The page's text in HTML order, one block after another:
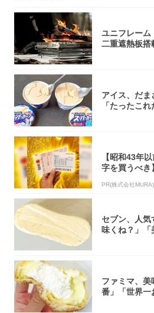
ユニフレーム
二重遮熱板搭
アイス、だま
「たったこ
【昭和43年
字を買うべき
PR(株式会社MURA)
セブン、人
味くね？」
ファミマ、
番」「世界一